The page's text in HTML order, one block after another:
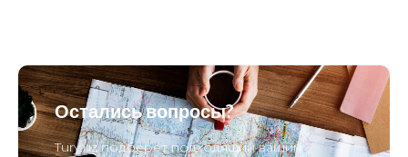
Остались вопросы?
Tury.uz подберет подходящий вашим